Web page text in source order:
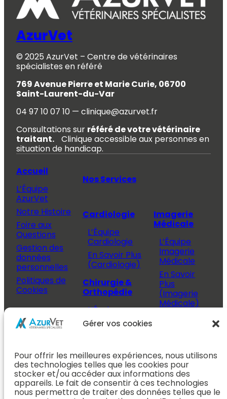
Gérer vos cookies
Pour offrir les meilleures expériences, nous utilisons
des technologies telles que les cookies pour
stocker et/ou accéder aux informations des
appareils. Le fait de consentir à ces technologies
nous permettra de traiter des données telles que le
AzurVet
© 2025 AzurVet – Centre de vétérinaires
spécialistes en référé
769 Avenue Pierre et Marie Curie, 06700
Saint-Laurent-du-Var
04 97 10 07 10 — clinique@azurvet.fr
Consultations sur référé de votre vétérinaire
traitant. Clinique accessible aux personnes en
situation de handicap.
Accueil
L’Équipe
AzurVet
Notre Histoire
Foire aux
Questions
Gestion des
données
personnelles
Politiques de
Cookies
Propriétaire
Prendre
rendez-vous
Après mon
rendez-vous
Nos Services
Cardiologie
L’Équipe
Cardiologie
En Savoir Plus
(Cardiologie)
Chirurgie &
Orthopédie
L’Équipe
Chirurgie &
Orthopédie
(Chirurgie &
Orthopédie)
Dentisterie &
ORL
Imagerie
Médicale
L’Équipe
Imagerie
Médicale
En Savoir
Plus
(Imagerie
Médicale)
Médecine
Interne
En Savoir
Plus